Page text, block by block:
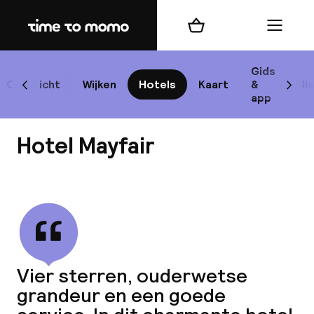
Home
Overzicht Wijken Hotels Kaart
Gids
&
app
Scroll naar links
Winkelmand Menu
Hotel Mayfair
Vier sterren, ouderwetse
grandeur en een goede